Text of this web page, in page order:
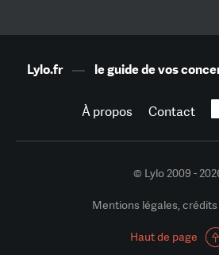
Lylo.fr— le guide de vos
À propos Contact
© Lylo 2009 -
Mentions légales, crédits
Haut de page